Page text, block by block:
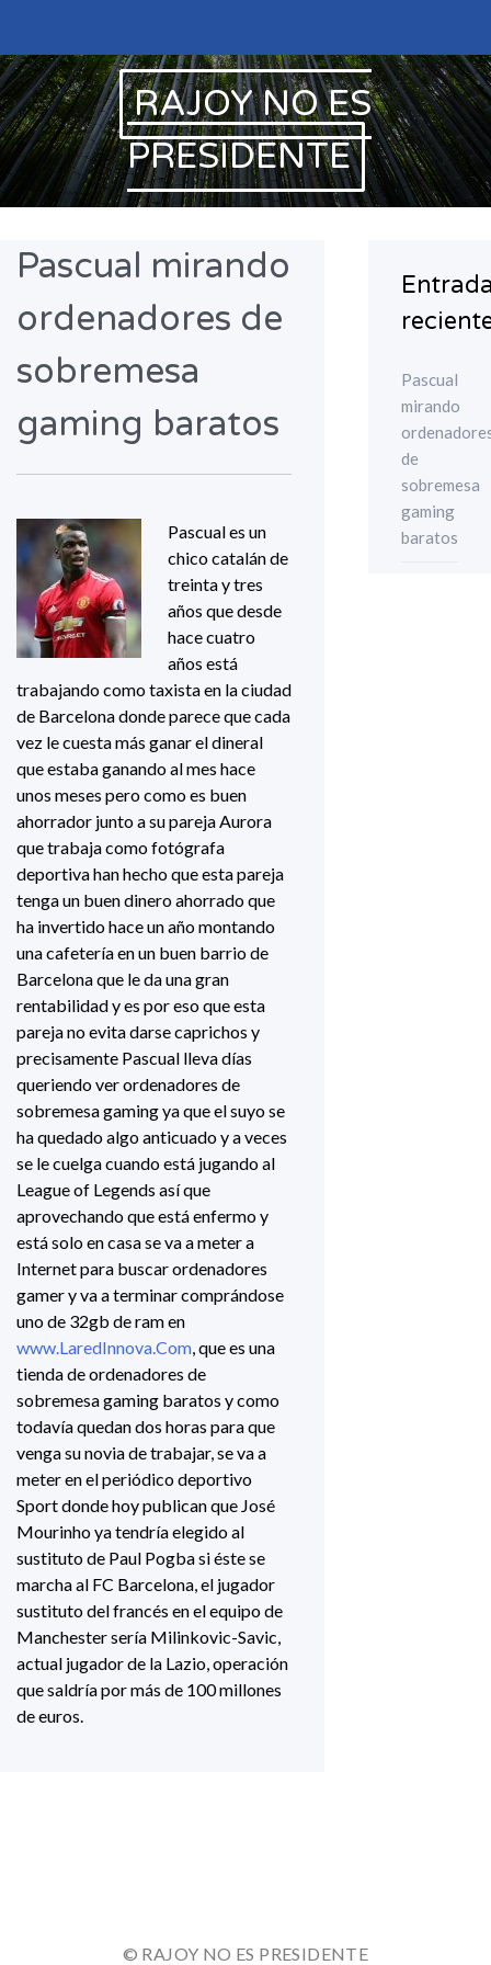
content
RAJOY NO ES
PRESIDENTE
Pascual mirando
ordenadores de
sobremesa
gaming baratos
Pascual es un
chico catalán de
treinta y tres
años que desde
hace cuatro
años está
trabajando como taxista en la ciudad
de Barcelona donde parece que cada
vez le cuesta más ganar el dineral
que estaba ganando al mes hace
unos meses pero como es buen
ahorrador junto a su pareja Aurora
que trabaja como fotógrafa
deportiva han hecho que esta pareja
tenga un buen dinero ahorrado que
ha invertido hace un año montando
una cafetería en un buen barrio de
Barcelona que le da una gran
rentabilidad y es por eso que esta
pareja no evita darse caprichos y
precisamente Pascual lleva días
queriendo ver ordenadores de
sobremesa gaming ya que el suyo se
ha quedado algo anticuado y a veces
se le cuelga cuando está jugando al
League of Legends así que
aprovechando que está enfermo y
está solo en casa se va a meter a
Internet para buscar ordenadores
gamer y va a terminar comprándose
uno de 32gb de ram en
www.LaredInnova.Com, que es una
tienda de ordenadores de
sobremesa gaming baratos y como
todavía quedan dos horas para que
venga su novia de trabajar, se va a
meter en el periódico deportivo
Sport donde hoy publican que José
Mourinho ya tendría elegido al
sustituto de Paul Pogba si éste se
marcha al FC Barcelona, el jugador
sustituto del francés en el equipo de
Manchester sería Milinkovic-Savic,
actual jugador de la Lazio, operación
que saldría por más de 100 millones
de euros.
Pascual
mirando
de
sobremesa
gaming
baratos
© RAJOY NO ES PRESIDENTE